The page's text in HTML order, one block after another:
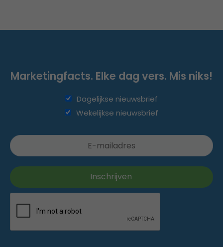
Marketingfacts. Elke dag vers. Mis niks!
Dagelijkse nieuwsbrief
Wekelijkse nieuwsbrief